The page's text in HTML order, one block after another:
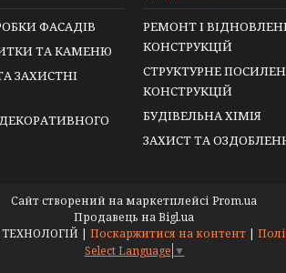
ФАСАДІВ
ТА КАМЕНЮ
ЗАХИСТНІ
РЕМОНТ І
КОНСТРУКЦІЙ
СТРУКТУРНЕ
КОНСТРУКЦІЙ
БУДІВЕЛЬНА ХІМІЯ
ЗАХИСТ ТА
Сайт створений на маркетплейсі Prom.ua
Продавець на Bigl.ua
ВЕРТИКАЛЬ БУДІВЕЛЬНИХ ТЕХНОЛОГІЙ | Поскаржитися на контент |
Select Language ▼